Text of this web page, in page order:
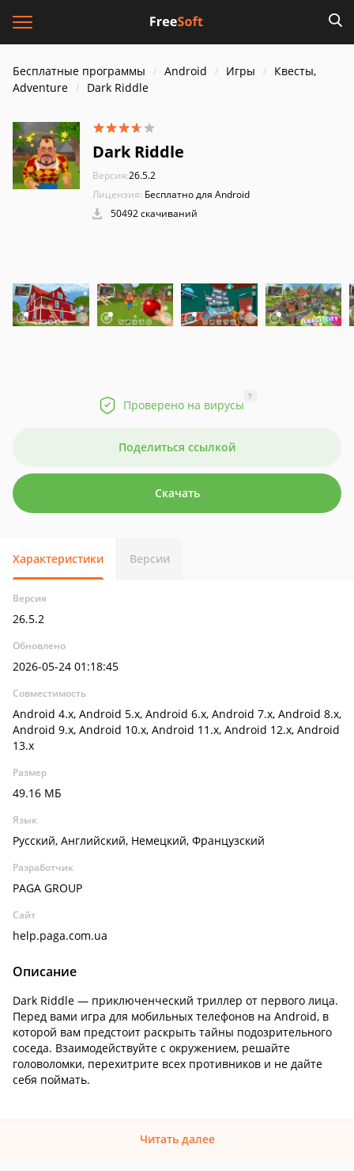
Бесплатные программы Android Игры
Квесты,
Adventure
Dark Riddle
Dark Riddle
Версия:26.5.2
Лицензия: Бесплатно для Android
50492 скачиваний
Проверено на вирусы
?
Поделиться ссылкой
Скачать
Характеристики Версии
Версия
26.5.2
Обновлено
2026-05-24 01:18:45
Совместимость
Android 4.x, Android 5.x, Android 6.x, Android 7.x, Android 8.x,
Android 9.x, Android 10.x, Android 11.x, Android 12.x, Android
13.x
Размер
49.16 МБ
Язык
Русский, Английский, Немецкий, Французский
Разработчик
PAGA GROUP
Сайт
help.paga.com.ua
Описание
Dark Riddle — приключенческий триллер от первого лица.
Перед вами игра для мобильных телефонов на Android, в
которой вам предстоит раскрыть тайны подозрительного
соседа. Взаимодействуйте с окружением, решайте
головоломки, перехитрите всех противников и не дайте
себя поймать.
Читать далее